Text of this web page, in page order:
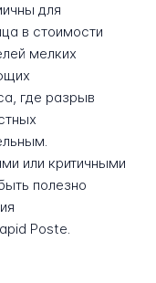
для
в стоимости
мелких
где разрыв
или критичными
полезно
Poste.